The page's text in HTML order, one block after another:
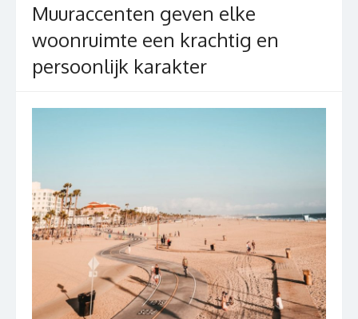
Muuraccenten geven elke
woonruimte een krachtig en
persoonlijk karakter